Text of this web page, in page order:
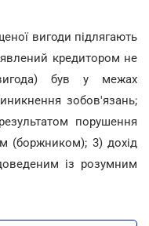
вигоди підлягають
кредитором не
був у межах
зобов'язань;
порушення
(боржником); 3) дохід
із розумним